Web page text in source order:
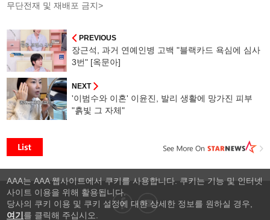
무단전재 및 재배포 금지>
PREVIOUS
장근석, 과거 연예인병 고백 "블랙카드 욕심에 심사
3번" [옥문아]
NEXT
'이범수와 이혼' 이윤진, 발리 생활에 망가진 피부
"흙빛 그 자체"
AAA는 AAA 웹사이트에서 쿠키를 사용합니다. 쿠키는 기능 및 인터넷
사이트 이용을 위해 활용됩니다.
당사의 쿠키 이용 및 쿠키 설정에 대한 상세한 정보를 원하실 경우,
여기 를 클릭해 주십시오.